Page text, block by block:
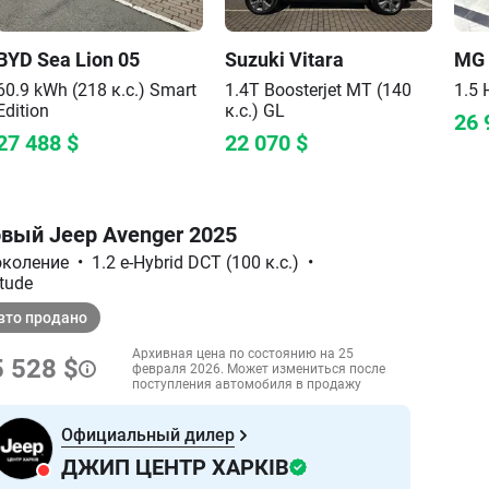
Sea Lion 05
kWh (218 к.с.) Smart
488 $
Suzuki Vitara
1.4T Boosterjet MT (140
к.с.) GL
22 070 $
MG
1.5
26
Jeep Avenger 2025
• 1.2 e-Hybrid DCT (100 к.с.) •
продано
528 $
Архивная цена по состоянию на 25
февраля 2026. Может измениться после
поступления автомобиля в продажу
Официальный дилер
ДЖИП ЦЕНТР ХАРКІВ